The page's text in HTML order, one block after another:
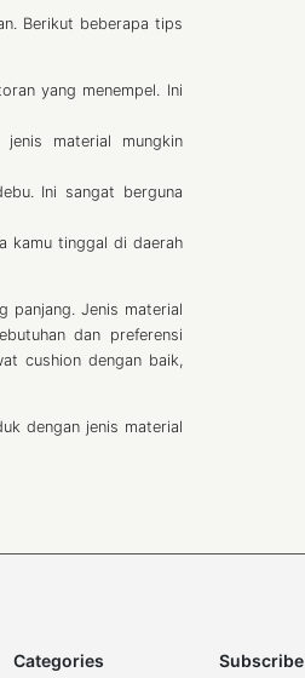
Berikut beberapa tips
yang menempel. Ini
material mungkin
Ini sangat berguna
kamu tinggal di daerah
panjang. Jenis material
dan preferensi
cushion dengan baik,
dengan jenis material
Categories Subscribe